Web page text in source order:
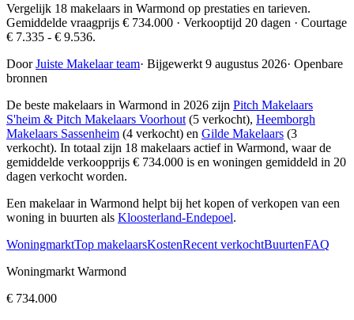
Vergelijk 18 makelaars in Warmond op prestaties en tarieven.
Gemiddelde vraagprijs € 734.000 · Verkooptijd 20 dagen · Courtage
€ 7.335 - € 9.536.
DoorJuiste Makelaar team· Bijgewerkt 9 augustus 2026· Openbare
bronnen
De beste makelaars in Warmond in 2026 zijn Pitch Makelaars
S'heim & Pitch Makelaars Voorhout (5 verkocht), Heemborgh
Makelaars Sassenheim (4 verkocht) en Gilde Makelaars (3
verkocht). In totaal zijn 18 makelaars actief in Warmond, waar de
gemiddelde verkoopprijs € 734.000 is en woningen gemiddeld in 20
dagen verkocht worden.
Een makelaar in Warmond helpt bij het kopen of verkopen van een
woning in buurten als Kloosterland-Endepoel.
WoningmarktTop makelaarsKostenRecent verkochtBuurtenFAQ
Woningmarkt Warmond
€ 734.000